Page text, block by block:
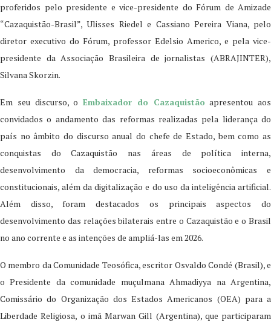
proferidos pelo presidente e vice-presidente do Fórum de Amizade
“Cazaquistão-Brasil”, Ulisses Riedel e Cassiano Pereira Viana, pelo
diretor executivo do Fórum, professor Edelsio Americo, e pela vice-
presidente da Associação Brasileira de jornalistas (ABRAJINTER),
Silvana Skorzin.
Em seu discurso, o Embaixador do Cazaquistão apresentou aos
convidados o andamento das reformas realizadas pela liderança do
país no âmbito do discurso anual do chefe de Estado, bem como as
conquistas do Cazaquistão nas áreas de política interna,
desenvolvimento da democracia, reformas socioeconômicas e
constitucionais, além da digitalização e do uso da inteligência artificial.
Além disso, foram destacados os principais aspectos do
desenvolvimento das relações bilaterais entre o Cazaquistão e o Brasil
no ano corrente e as intenções de ampliá-las em 2026.
O membro da Comunidade Teosófica, escritor Osvaldo Condé (Brasil), e
o Presidente da comunidade muçulmana Ahmadiyya na Argentina,
Comissário dо Organização dos Estados Americanos (OEA) para a
Liberdade Religiosa, o imã Marwan Gill (Argentina), que participaram